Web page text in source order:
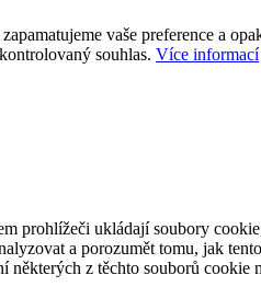
vaše preference a
souhlas. Více informací
prohlížeči ukládají soubory
a porozumět tomu, jak
některých z těchto souborů